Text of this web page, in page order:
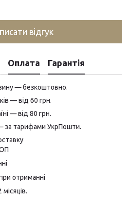
відгук
Оплата Гарантія
— безкоштовно.
— від 60 грн.
— від 80 грн.
за тарифами УкрПошти.
отриманні